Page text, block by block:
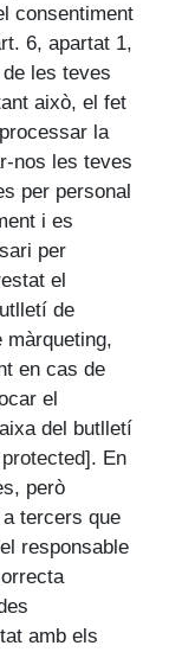
consentiment
6, apartat 1,
les teves
això, el fet
la
nos les teves
per personal
i es
per
el
de
màrqueting,
en cas de
el
del butlletí
. En
però
tercers que
responsable
amb els